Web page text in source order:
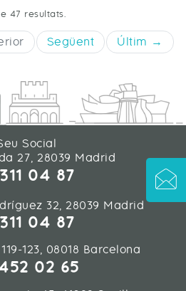
47 resultats.
Següent Últim →
Social
27, 28039 Madrid
04 87
32, 28039 Madrid
04 87
123, 08018 Barcelona
02 65